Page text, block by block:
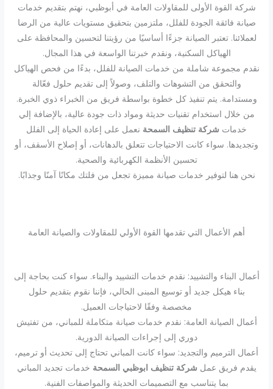
شركة القوة الأولى للمقاولات العامة في أبوظبي، نهتم بتقديم خدمات
صيانة فائقة الجودة للفلل، ملتزمين بتحقيق مستويات عالية من الرضا
لعملائنا. تعتبر الصيانة جزءًا أساسيًا من رؤيتنا لتحسين والمحافظة على
الهياكل السكنية، ونقدم خبرتنا الواسعة في هذا المجال.
نقدم مجموعة شاملة من خدمات الصيانة للفلل، بدءًا من فحص الهياكل
والتحقق من التشوهات والتلف، وصولاً إلى تقديم حلول فعّالة
ومستدامة. يتم تنفيذ كل خطوة بواسطة فريق من الخبراء ذوي الخبرة.
من خلال استخدام تقنيات حديثة ومواد ذات جودة عالية، بالإضافة إلي
خدمات شركة تنظيف السمحة نعمل على إعادة الحياة إلى الفلل
وتجديدها. سواء كانت الاحتياجات تتعلق بالدهانات، أو إصلاح الأسقف، أو
تحسين الأنظمة الكهربائية والصحية.
نحن هنا لتوفير خدمات صيانة مميزة تجعل من فلتك مكانًا آمنًا وجذابًا.
أهم الأعمال التي تقدمها القوة الأولي للمقاولات والصيانة العامة
أعمال البناء والتشييد: نقدم خدمات التشييد والبناء. سواء كنت بحاجة إلى
بناء هيكل جديد أو توسيع المبنى الحالي، فإننا نقوم بتقديم حلول
مخصصة وفقًا لاحتياجات العميل.
أعمال الصيانة العامة: نقدم خدمات صيانة متكاملة للمباني، من تفتيش
دوري إلى إجراءات الصيانة الدورية.
أعمال الترميم والتجديد: سواء كانت المباني تحتاج إلى تحديث أو ترميم،
يقدم فريق عمل شركة تنظيف ابوظبي السمحة خدمات تجديد المباني
بما يتناسب مع التصميمات الحديثة والمواصفات الفنية.